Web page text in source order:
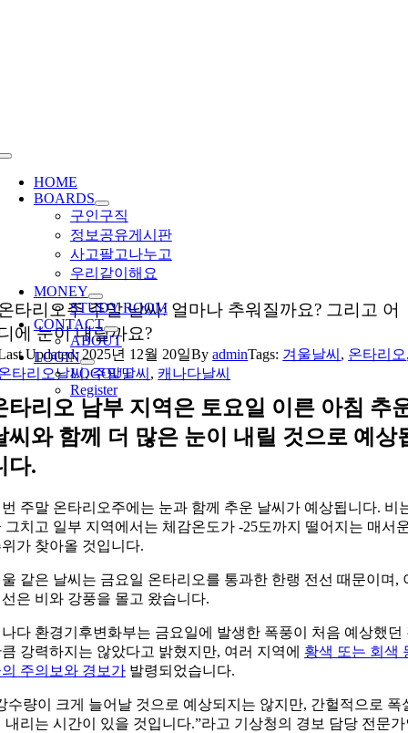
Toggle
Navigation
HOME
BOARDS
구인구직
정보공유게시판
사고팔고나누고
우리같이해요
MONEY
STUDY ROOM
CONTACT
ABOUT
LOGIN
LOGOUT
Register
타리오주 주말 날씨: 얼마나 추워질까요? 그리고 어
에 눈이 내릴까요?
Updated: 2025년 12월 20일ByadminTags: 겨울날씨 , 온타리오
타리오날씨,주말날씨 , 캐나다날씨
타리오 남부 지역은 토요일 이른 아침 추
씨와 함께 더 많은 눈이 내릴 것으로 예상
다.
주말 온타리오주에는 눈과 함께 추운 날씨가 예상됩니다. 비
그치고 일부 지역에서는 체감온도가 -25도까지 떨어지는 매서
가 찾아올 것입니다.
같은 날씨는 금요일 온타리오를 통과한 한랭 전선 때문이며,
은 비와 강풍을 몰고 왔습니다.
다 환경기후변화부는 금요일에 발생한 폭풍이 처음 예상했던
강력하지는 않았다고 밝혔지만, 여러 지역에 황색 또는 회색
주의보와 경보가발령되었습니다.
수량이 크게 늘어날 것으로 예상되지는 않지만, 간헐적으로 폭
내리는 시간이 있을 것입니다.”라고 기상청의 경보 담당 전문가